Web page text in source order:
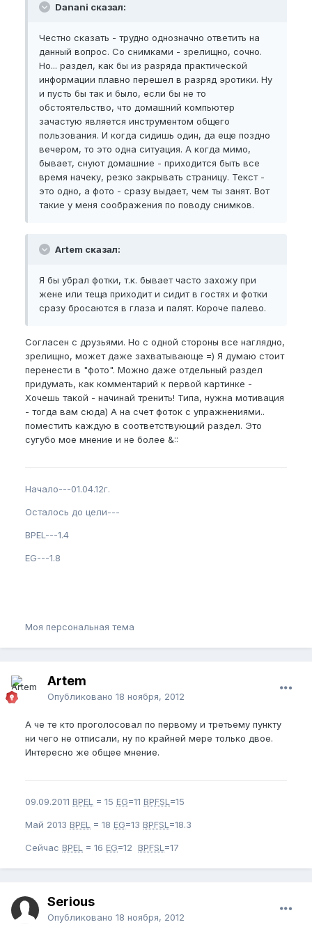
Danani сказал:
Честно сказать - трудно однозначно ответить на
данный вопрос. Со снимками - зрелищно, сочно.
Но... раздел, как бы из разряда практической
информации плавно перешел в разряд эротики. Ну
и пусть бы так и было, если бы не то
обстоятельство, что домашний компьютер
зачастую является инструментом общего
пользования. И когда сидишь один, да еще поздно
вечером, то это одна ситуация. А когда мимо,
бывает, снуют домашние - приходится быть все
время начеку, резко закрывать страницу. Текст -
это одно, а фото - сразу выдает, чем ты занят. Вот
такие у меня соображения по поводу снимков.
Artem сказал:
Я бы убрал фотки, т.к. бывает часто захожу при
жене или теща приходит и сидит в гостях и фотки
сразу бросаются в глаза и палят. Короче палево.
Согласен с друзьями. Но с одной стороны все наглядно,
зрелищно, может даже захватывающе =) Я думаю стоит
перенести в "фото". Можно даже отдельный раздел
придумать, как комментарий к первой картинке -
Хочешь такой - начинай тренить! Типа, нужна мотивация
- тогда вам сюда) А на счет фоток с упражнениями..
поместить каждую в соответствующий раздел. Это
сугубо мое мнение и не более &::
Начало---01.04.12г.
Осталось до цели---
BPEL---1.4
EG---1.8
Моя персональная тема
Artem
Опубликовано 18 ноября, 2012
А че те кто проголосовал по первому и третьему пункту
ни чего не отписали, ну по крайней мере только двое.
Интересно же общее мнение.
09.09.2011 BPEL = 15 EG=11 BPFSL =15
Май 2013 BPEL = 18 EG=13 BPFSL =18.3
Сейчас BPEL = 16 EG=12 BPFSL =17
Serious
Опубликовано 18 ноября, 2012